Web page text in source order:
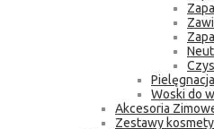
Woski do
Akcesoria
Zestawy